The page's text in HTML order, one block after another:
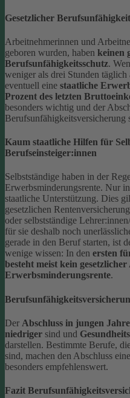
Gesetzlicher
Arbeitnehmerinnen und
geboren wurden, haben keinen
Berufsunfähigkeitsschutz.
weniger als drei Stunden
eventuell eine staatliche
Prozent des letzten
besonders wichtig und der
Berufsunfähigkeitsversicherung
Kaum staatliche Hilfen für
Berufseinsteiger:innen
Selbstständige haben in der
Erwerbsminderungsrente. Nur
staatliche Unterstützung. Dies
gesetzlichen
oder selbstständige
für sie deshalb noch
gerade in den Beruf starten, ist
wenige wissen: In den ersten
besteht meist kein
Erwerbsminderungsrente.
Der Abschluss in jungen
niedriger sind und
darstellen. Bestimmte Berufe,
sind, machen den Abschluss
besonders empfehlenswert.
Fazit